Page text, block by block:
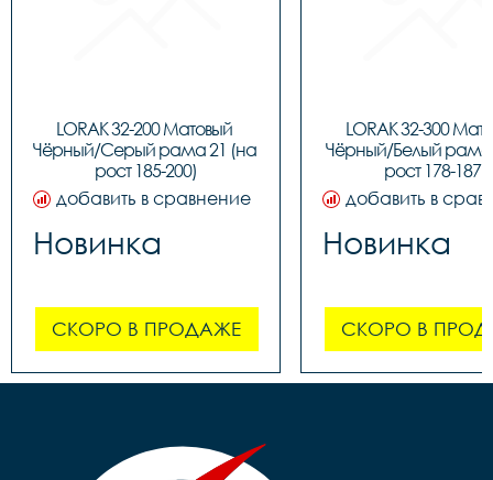
LORAK 32-200 Матовый
Чёрный/Серый рама 21 (на
рост 185-200)
добавить в сравнение
Новинка
СКОРО В ПРОДАЖЕ
LORAK 32-300
Чёрный/Белый рама
рост 178-187)
добавить в
Новинка
СКОРО В